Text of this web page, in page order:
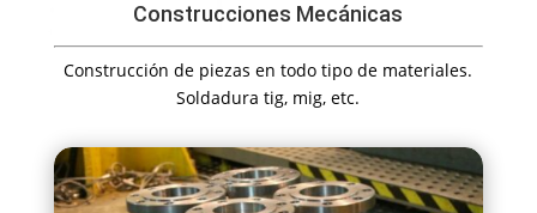
Construcciones Mecánicas
Construcción de piezas en todo tipo de materiales.
Soldadura tig, mig, etc.